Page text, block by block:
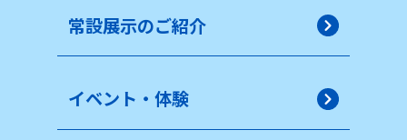
常設展示のご紹介
イベント・体験